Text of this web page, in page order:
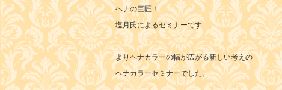
ヘナの巨匠！
塩月氏によるセミナーです
よりヘナカラーの幅が広がる新しい考えの
ヘナカラーセミナーでした。